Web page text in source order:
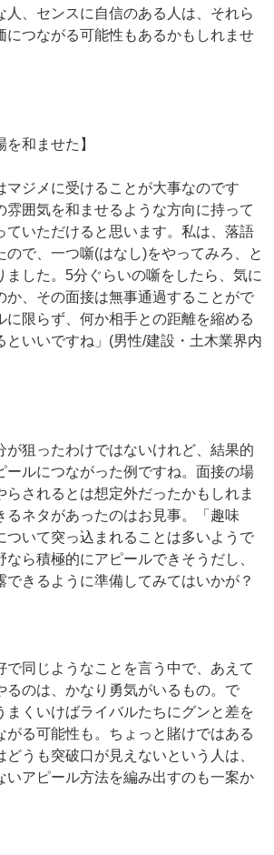
人、センスに自信のある人は、それら
につながる可能性もあるかもしれませ
を和ませた】
マジメに受けることが大事なのです
雰囲気を和ませるような方向に持って
ていただけると思います。私は、落語
ので、一つ噺(はなし)をやってみろ、と
ました。5分ぐらいの噺をしたら、気に
か、その面接は無事通過することがで
に限らず、何か相手との距離を縮める
といいですね」(男性/建設・土木業界内
が狙ったわけではないけれど、結果的
ールにつながった例ですね。面接の場
らされるとは想定外だったかもしれま
るネタがあったのはお見事。「趣味
ついて突っ込まれることは多いようで
ら積極的にアピールできそうだし、
できるように準備してみてはいかが？
で同じようなことを言う中で、あえて
るのは、かなり勇気がいるもの。で
まくいけばライバルたちにグンと差を
がる可能性も。ちょっと賭けではある
うも突破口が見えないという人は、
いアピール方法を編み出すのも一案か